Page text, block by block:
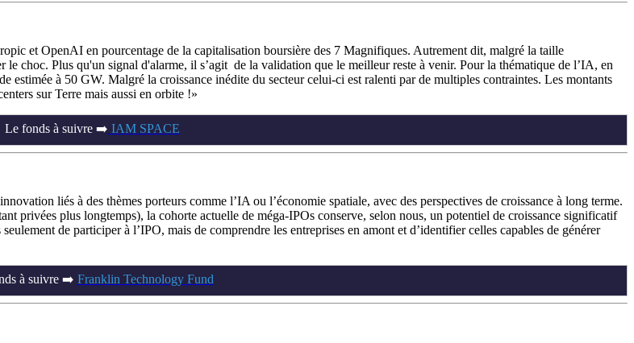
et OpenAI en pourcentage de la capitalisation boursière des 7 Magnifiques. Autrement dit, malgré la taille
le choc. Plus qu'un signal d'alarme, il s’agit de la validation que le meilleur reste à venir. Pour la thématique de l’IA, en
estimée à 50 GW. Malgré la croissance inédite du secteur celui-ci est ralenti par de multiples contraintes. Les montants
sur Terre mais aussi en orbite !
Le fonds à suivre ➡️ IAM SPACE
liés à des thèmes porteurs comme l’IA ou l’économie spatiale, avec des perspectives de croissance à long terme.
privées plus longtemps), la cohorte actuelle de méga‑IPOs conserve, selon nous, un potentiel de croissance significatif
de participer à l’IPO, mais de comprendre les entreprises en amont et d’identifier celles capables de générer
à suivre ➡️ Franklin Technology Fund